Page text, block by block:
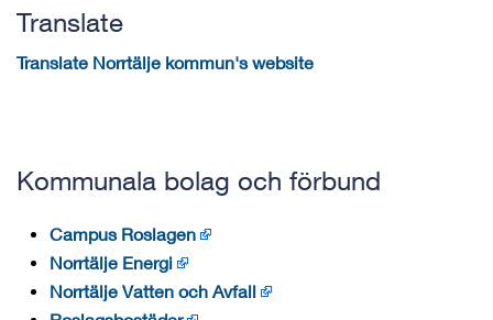
Translate
Translate Norrtälje kommun's website
Kommunala bolag och förbund
Campus Roslagen
Norrtälje Energi
Norrtälje Vatten och Avfall